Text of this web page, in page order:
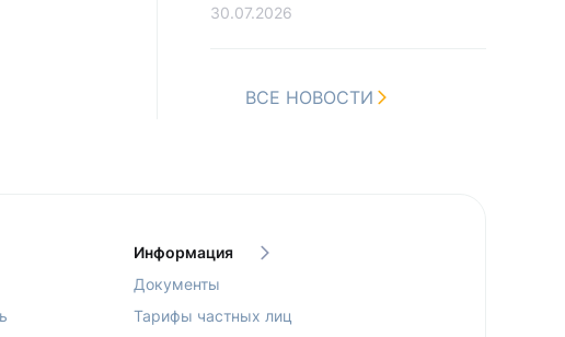
30.07.2026
ВСЕ НОВОСТИ
Информация
Документы
Тарифы частных лиц